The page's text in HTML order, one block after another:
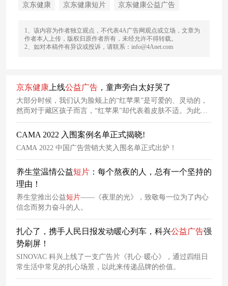
京东健康 京东健康短片 京东健康公益广告
1、该内容为作者独立观点，不代表4A广告网观点或立场，文章为
作者本人上传，版权归原作者所有，未经允许不得转载。
2、如对本稿件有异议或投诉，请联系：info@4Anet.com
京东健康 上线公益广告 ，童声旁白太好哭了
大部分时候，我们认为脸颊上的“红苹果”是可爱的、灵动的，
然而对于藏区孩子而言，“红苹果”却代表着皮肤不适。为此，
京东健康上线了一支公益广告《不可爱的红苹果》，邀请所有
人一起呵护藏区孩子的笑容。
CAMA 2022 入围案例名单正式揭晓!
CAMA 2022 中国广告营销大奖入围名单正式出炉！
养生堂温情公益短片 ：每个熬夜的人，总有一个坚持的
理由！
养生堂推出公益短片——《夜里的光》，致敬每一位为了内心
信念而努力奋斗的人。
扎心了，携手人民日报发动暖心列车，科兴公益广告强
势刷屏！
SINOVAC 科兴上线了一支广告片《扎心·暖心》，通过四组日
常生活中常见的扎心场景，以此来传递品牌的价值。